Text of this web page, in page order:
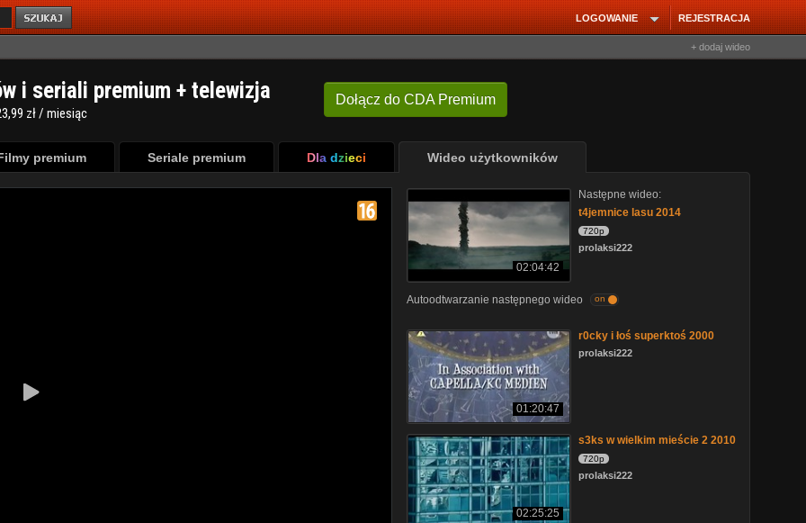
REJESTRACJA
LOGOWANIE
+ dodaj wideo
Dołącz do CDA Premium
i seriali premium + telewizja
zł / miesiąc
premium Seriale premium Dla dzieci Wideo użytkowników
02:04:42
Następne wideo:
t4jemnice lasu 2014
720p
prolaksi222
Autoodtwarzanie następnego wideo on
01:20:47
r0cky i łoś superktoś 2000
prolaksi222
02:25:25
s3ks w wielkim mieście 2 2010
720p
prolaksi222